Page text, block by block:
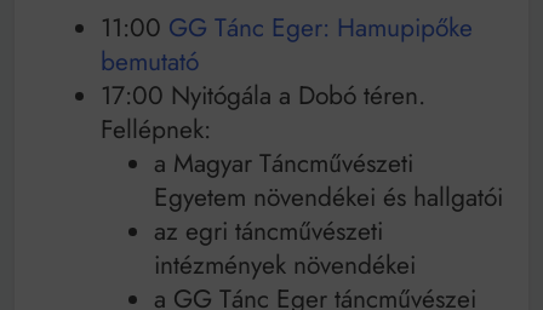
​11:00 GG Tánc Eger: Hamupipőke
bemutató
17:00 Nyitógála a Dobó téren.
Fellépnek:
a Magyar Táncművészeti
Egyetem növendékei és hallgatói
az egri táncművészeti
intézmények növendékei
a GG Tánc Eger táncművészei